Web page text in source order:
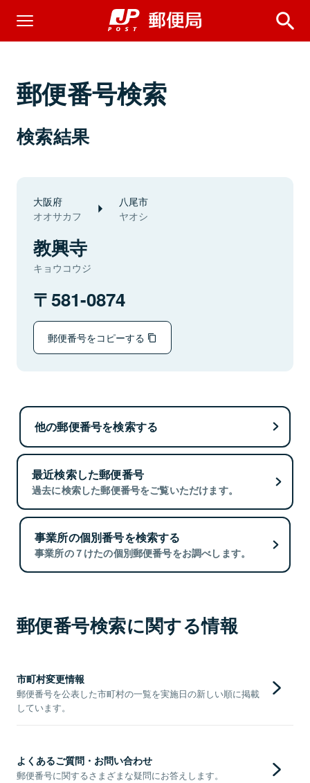
郵便番号検索
検索結果
大阪府
オオサカフ
八尾市
ヤオシ
教興寺
キョウコウジ
581-0874
郵便番号をコピーする
他の郵便番号を検索する
最近検索した郵便番号
過去に検索した郵便番号をご覧いただけます。
事業所の個別番号を検索する
事業所の７けたの個別郵便番号をお調べします。
郵便番号検索に関する情報
市町村変更情報
郵便番号を公表した市町村の一覧を実施日の新しい順に掲載
しています。
よくあるご質問・お問い合わせ
郵便番号に関するさまざまな疑問にお答えします。